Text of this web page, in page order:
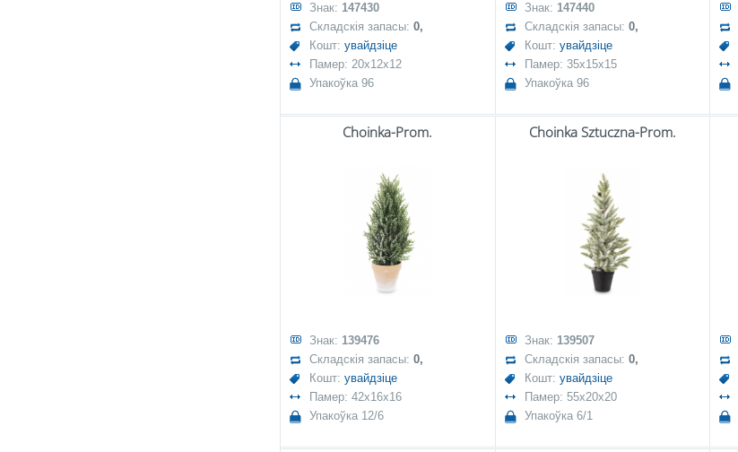
Знак: 147430
Складскія запасы: 0,
Кошт: увайдзіце
Памер: 20x12x12
Упакоўка 96
Знак: 147440
Складскія запасы: 0,
Кошт: увайдзіце
Памер: 35x15x15
Упакоўка 96
Choinka-Prom.
Знак: 139476
Складскія запасы: 0,
Кошт: увайдзіце
Памер: 42x16x16
Упакоўка 12/6
Choinka Sztuczna-Prom.
Знак: 139507
Складскія запасы: 0,
Кошт: увайдзіце
Памер: 55x20x20
Упакоўка 6/1